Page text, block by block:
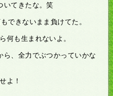
いてきたな。笑
できないまま負けてた。
何も生まれないよ。
ら、全力でぶつかっていかな
よ！